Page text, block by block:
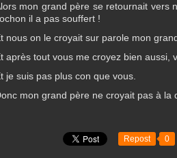
mon grand père se retournait vers
il a pas souffert !
nous on le croyait sur parole mon
après tout vous me croyez bien aussi,
je suis pas plus con que vous.
mon grand père ne croyait pas à la
Repost 0